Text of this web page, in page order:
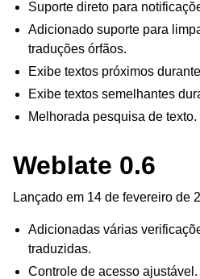
Suporte direto para
Adicionado suporte para
traduções órfãos.
Exibe textos próximos
Exibe textos semelhantes
Melhorada pesquisa de texto.
Weblate 0.6
Lançado em 14 de fevereiro de
Adicionadas várias
traduzidas.
Controle de acesso ajustável.